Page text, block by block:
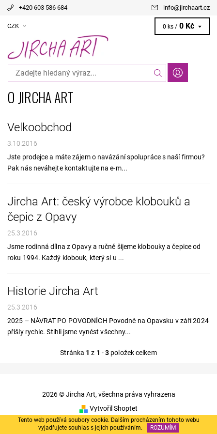
+420 603 586 684 info@jirchaart.cz
CZK 0 ks / 0 Kč
O JIRCHA ART
Velkoobchod
3.10.2016
Jste prodejce a máte zájem o navázání spolupráce s naší firmou?
Pak nás neváhejte kontaktujte na e-m...
Jircha Art: český výrobce klobouků a
čepic z Opavy
25.3.2016
Jsme rodinná dílna z Opavy a ručně šijeme klobouky a čepice od
roku 1994. Každý klobouk, který si u ...
Historie Jircha Art
25.3.2016
2025 – NÁVRAT PO POVODNÍCH Povodně na Opavsku v září 2024
přišly rychle. Stihli jsme vynést všechny...
Stránka 1 z 1 -3 položek celkem
2026 © Jircha Art, všechna práva vyhrazena
Vytvořil Shoptet
Tento web používá soubory cookie. Dalším procházením tohoto webu
vyjadřujete souhlas s jejich používáním.
ROZUMÍM